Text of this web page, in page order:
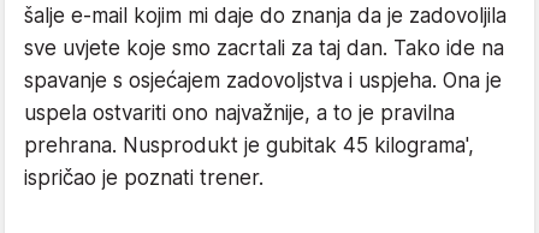
šalje e-mail kojim mi daje do znanja da je zadovoljila
sve uvjete koje smo zacrtali za taj dan. Tako ide na
spavanje s osjećajem zadovoljstva i uspjeha. Ona je
uspela ostvariti ono najvažnije, a to je pravilna
prehrana. Nusprodukt je gubitak 45 kilograma',
ispričao je poznati trener.